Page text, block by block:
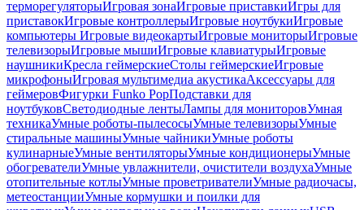
терморегуляторыИгровая зонаИгровые приставкиИгры для
приставокИгровые контроллерыИгровые ноутбукиИгровые
компьютеры Игровые видеокартыИгровые мониторыИгровые
телевизорыИгровые мышиИгровые клавиатурыИгровые
наушникиКресла геймерскиеСтолы геймерскиеИгровые
микрофоныИгровая мультимедиа акустикаАксессуары для
геймеровФигурки Funko PopПодставки для
ноутбуковСветодиодные лентыЛампы для мониторовУмная
техникаУмные роботы-пылесосыУмные телевизорыУмные
стиральные машиныУмные чайникиУмные роботы
кулинарныеУмные вентиляторыУмные кондиционерыУмные
обогревателиУмные увлажнители, очистители воздухаУмные
отопительные котлыУмные проветривателиУмные радиочасы,
метеостанцииУмные кормушки и поилки для